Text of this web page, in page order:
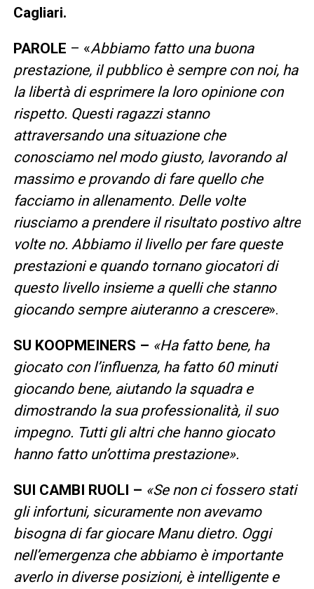
Cagliari.
PAROLE – «Abbiamo fatto una buona
prestazione, il pubblico è sempre con noi, ha
la libertà di esprimere la loro opinione con
rispetto. Questi ragazzi stanno
attraversando una situazione che
conosciamo nel modo giusto, lavorando al
massimo e provando di fare quello che
facciamo in allenamento. Delle volte
riusciamo a prendere il risultato postivo altre
volte no. Abbiamo il livello per fare queste
prestazioni e quando tornano giocatori di
questo livello insieme a quelli che stanno
giocando sempre aiuteranno a crescere».
SU KOOPMEINERS – «Ha fatto bene, ha
giocato con l’influenza, ha fatto 60 minuti
giocando bene, aiutando la squadra e
dimostrando la sua professionalità, il suo
impegno. Tutti gli altri che hanno giocato
hanno fatto un’ottima prestazione».
SUI CAMBI RUOLI – «Se non ci fossero stati
gli infortuni, sicuramente non avevamo
bisogna di far giocare Manu dietro. Oggi
nell’emergenza che abbiamo è importante
averlo in diverse posizioni, è intelligente e